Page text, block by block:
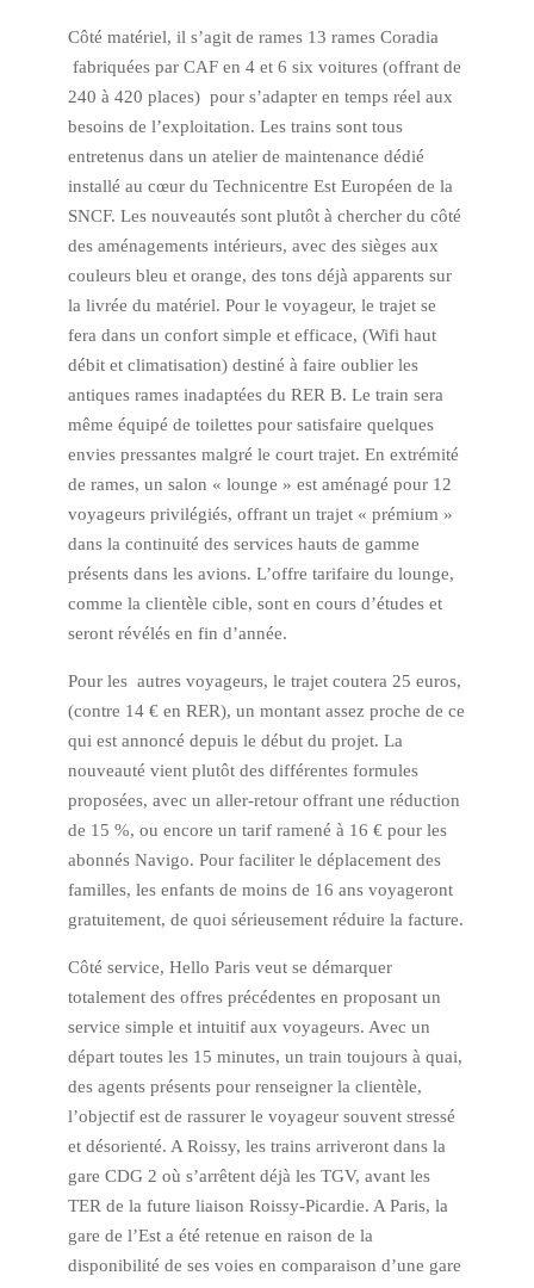
Côté matériel, il s’agit de rames 13 rames Coradia
fabriquées par CAF en 4 et 6 six voitures (offrant de
240 à 420 places) pour s’adapter en temps réel aux
besoins de l’exploitation. Les trains sont tous
entretenus dans un atelier de maintenance dédié
installé au cœur du Technicentre Est Européen de la
SNCF. Les nouveautés sont plutôt à chercher du côté
des aménagements intérieurs, avec des sièges aux
couleurs bleu et orange, des tons déjà apparents sur
la livrée du matériel. Pour le voyageur, le trajet se
fera dans un confort simple et efficace, (Wifi haut
débit et climatisation) destiné à faire oublier les
antiques rames inadaptées du RER B. Le train sera
même équipé de toilettes pour satisfaire quelques
envies pressantes malgré le court trajet. En extrémité
de rames, un salon « lounge » est aménagé pour 12
voyageurs privilégiés, offrant un trajet « prémium »
dans la continuité des services hauts de gamme
présents dans les avions. L’offre tarifaire du lounge,
comme la clientèle cible, sont en cours d’études et
seront révélés en fin d’année.
Pour les autres voyageurs, le trajet coutera 25 euros,
(contre 14 € en RER), un montant assez proche de ce
qui est annoncé depuis le début du projet. La
nouveauté vient plutôt des différentes formules
proposées, avec un aller-retour offrant une réduction
de 15 %, ou encore un tarif ramené à 16 € pour les
abonnés Navigo. Pour faciliter le déplacement des
familles, les enfants de moins de 16 ans voyageront
gratuitement, de quoi sérieusement réduire la facture.
Côté service, Hello Paris veut se démarquer
totalement des offres précédentes en proposant un
service simple et intuitif aux voyageurs. Avec un
départ toutes les 15 minutes, un train toujours à quai,
des agents présents pour renseigner la clientèle,
l’objectif est de rassurer le voyageur souvent stressé
et désorienté. A Roissy, les trains arriveront dans la
gare CDG 2 où s’arrêtent déjà les TGV, avant les
TER de la future liaison Roissy-Picardie. A Paris, la
gare de l’Est a été retenue en raison de la
disponibilité de ses voies en comparaison d’une gare